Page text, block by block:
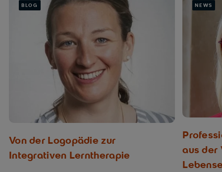
BLOG
Von der Logopädie zur
Integrativen Lerntherapie
NEWS
aus der